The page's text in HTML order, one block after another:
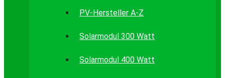
PV-Hersteller A-Z
Solarmodul 300 Watt
Solarmodul 400 Watt